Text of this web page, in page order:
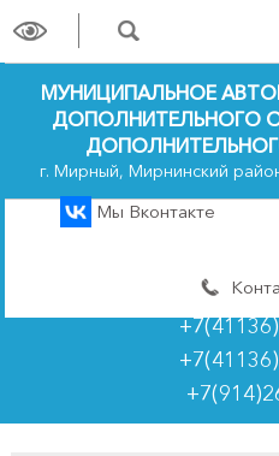
МУНИЦИПАЛЬНОЕ
ДОПОЛНИТЕЛЬНОГО
г. Мирный, Мирнинский
Мы Вконтакте